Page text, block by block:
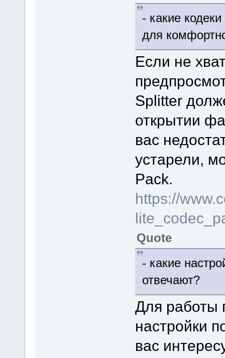
- какие
для
Если не
Splitter
открытии
вас
устарели,
Pack.
https://
Quote
- какие
отвечают?
Для работы
настройки
вас